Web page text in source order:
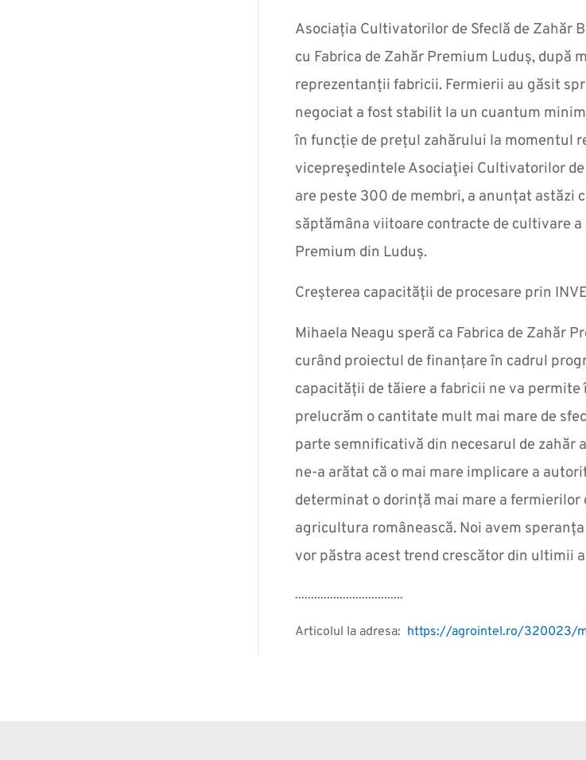
Asociația Cultivatorilor de Sfeclă de Zahăr
cu Fabrica de Zahăr Premium Luduș, după
reprezentanții fabricii. Fermierii au găsit
negociat a fost stabilit la un cuantum
în funcție de prețul zahărului la momentul
vicepreşedintele Asociaţiei Cultivatorilor de
are peste 300 de membri, a anunțat astăzi
săptămâna viitoare contracte de cultivare
Premium din Luduș.
Creșterea capacității de procesare prin
Mihaela Neagu speră ca Fabrica de Zahăr
curând proiectul de finanțare în cadrul
capacității de tăiere a fabricii ne va
prelucrăm o cantitate mult mai mare de
parte semnificativă din necesarul de zahăr
ne-a arătat că o mai mare implicare a
determinat o dorință mai mare a
agricultura românească. Noi avem
vor păstra acest trend crescător din ultimii
..................................
Articolul la adresa: https://agrointel.ro/320023/